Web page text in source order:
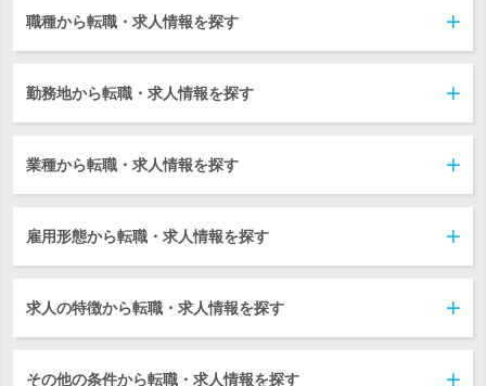
職種から転職・求人情報を探す
勤務地から転職・求人情報を探す
業種から転職・求人情報を探す
雇用形態から転職・求人情報を探す
求人の特徴から転職・求人情報を探す
その他の条件から転職・求人情報を探す